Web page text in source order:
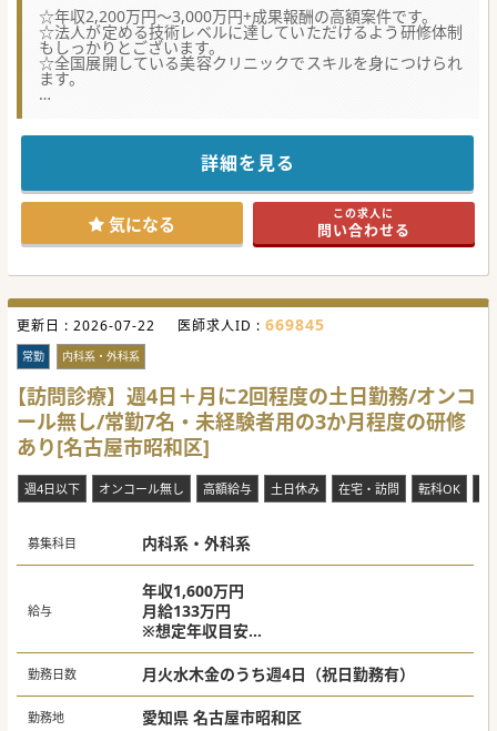
☆年収2,200万円～3,000万円+成果報酬の高額案件です。
☆法人が定める技術レベルに達していただけるよう研修体制
もしっかりとございます。
☆全国展開している美容クリニックでスキルを身につけられ
ます。
を重視し、自信をつけてから施術にチャレンジできます。
■研修はできる限り実践に近い形式で実施されます。外科系
出身の医師が複数名活躍しています。
■多職種（看護師、コンシェルジュなど）と専門性や役割を
尊重し、全員で支えるチーム医療を実践しています。
【募集背景・組織構成】
■患者数の増加や事業拡大を見据え、体制を強化しパフォー
■脂肪吸引や豊胸など外科系施術が９割以上を占めるため、
外科系科目からの転科医師を歓迎しております。
■充実した感染対策や緊急対応、そして手厚い研修体制が整
っているため、日々の診療に安心して取り組むことができま
す。
【医療機関情報】
■世界基準の技術力と設備、圧倒的な臨床実施で業界をリー
ドする美容外科グループです。
■?美容業界で必要とされ、さらに発展していくため、スタ
ッフ一人ひとりがプロフェッショナルとして業務にあたって
います。
■美容外科に対する理解を深めることを大切に、やりがいを
追求できる環境です。定期的なセミナー学会参加支援なども
ございます。
詳細を見る
気になる この求人に
問い合わせる
更新日 : 2026-07-22 医師求人ID : 669845
常勤 内科系・外科系
【訪問診療】週4日＋月に2回程度の土日勤務/オンコ
ール無し/常勤7名・未経験者用の3か月程度の研修
あり[名古屋市昭和区]
週4日以下 オンコール無し 高額給与 土日休み 在宅・訪問 転科OK
募集科目 内科系・外科系
給与
年収1,600万円
月給133万円
※想定年収目安
2回/月の土日日中勤務の手当を含めた場合：
年収1,900万円
勤務日数 月火水木金のうち週4日（祝日勤務有）
勤務地 愛知県 名古屋市昭和区